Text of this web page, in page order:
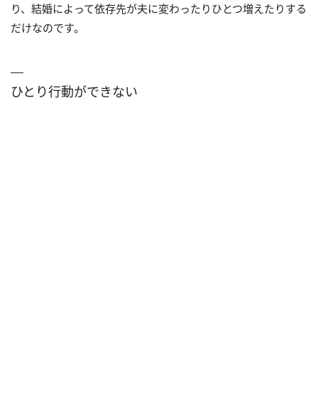
り、結婚によって依存先が夫に変わったりひとつ増えたりする
だけなのです。
ひとり行動ができない